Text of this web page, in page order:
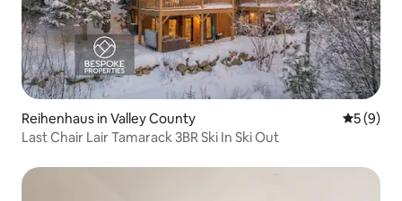
Reihenhaus in Valley County
5 (9)
Last Chair Lair Tamarack 3BR Ski In Ski Out